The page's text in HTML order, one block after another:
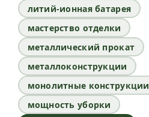
литий-ионная батарея
мастерство отделки
металлический прокат
металлоконструкции
монолитные конструкции
мощность уборки